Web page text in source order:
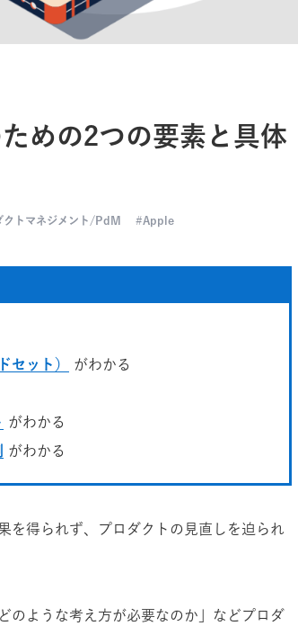
めの2つの要素と具体
クトマネジメント/PdM Apple
セット）
がわかる
がわかる
がわかる
を得られず、プロダクトの見直しを迫られ
のような考え方が必要なのか」などプロダ